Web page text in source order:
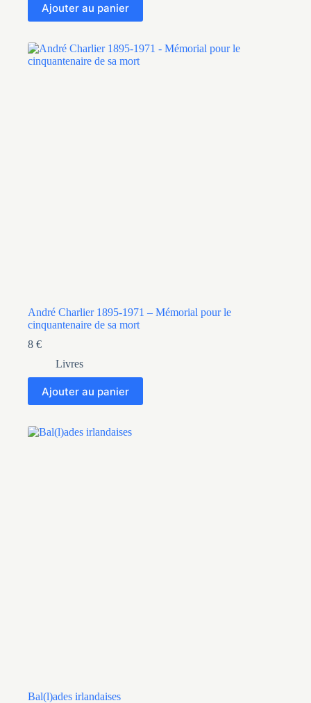
Ajouter au panier
André Charlier 1895-1971 – Mémorial pour le
cinquantenaire de sa mort
8 €
Livres
Ajouter au panier
Bal(l)ades irlandaises